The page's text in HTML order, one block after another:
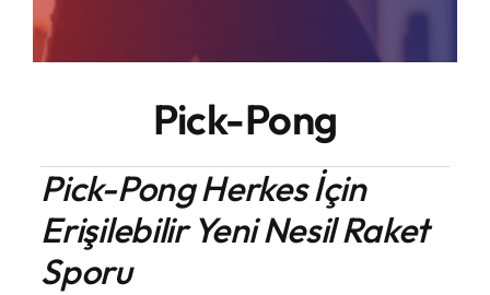
Branşlar
İletişim
Pick-Pong
Pick-Pong Herkes İçin
Erişilebilir Yeni Nesil Raket
Sporu